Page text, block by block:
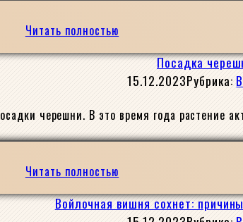
Читать полностью
Посадка
15.12.2023Рубрика:
черешни. В это время года растение
Читать полностью
Войлочная вишня сохнет: